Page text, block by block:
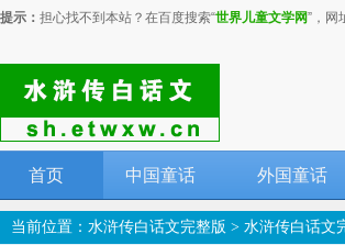
提示： 担心找不到本站？在百度搜索“世界儿童文学网”，网
首页 中国童话 外国童话
当前位置： 水浒传白话文完整版 > 水浒传白话文